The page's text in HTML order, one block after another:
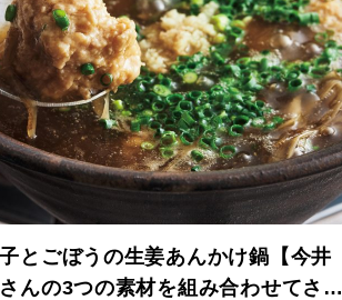
とごぼうの生姜あんかけ鍋【今井
んの3つの素材を組み合わせてさっ